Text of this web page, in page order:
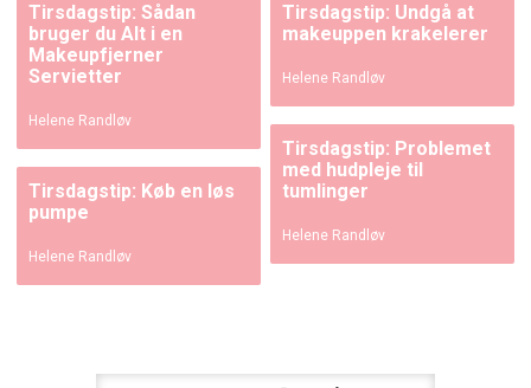
Tirsdagstip: Sådan
bruger du Alt i en
Makeupfjerner
Servietter
Helene Randløv
Tirsdagstip: Undgå at
makeuppen krakelerer
Helene Randløv
Tirsdagstip: Køb en løs
pumpe
Helene Randløv
Tirsdagstip: Problemet
med hudpleje til
tumlinger
Helene Randløv